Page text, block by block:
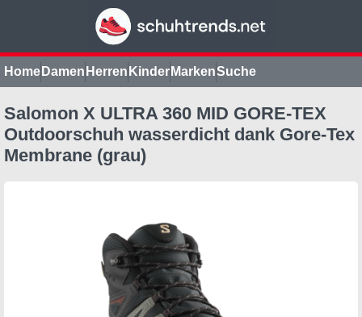
Home Damen Herren Kinder MarkenSuche
Salomon X ULTRA 360 MID GORE-TEX
Outdoorschuh wasserdicht dank Gore-Tex
Membrane (grau)